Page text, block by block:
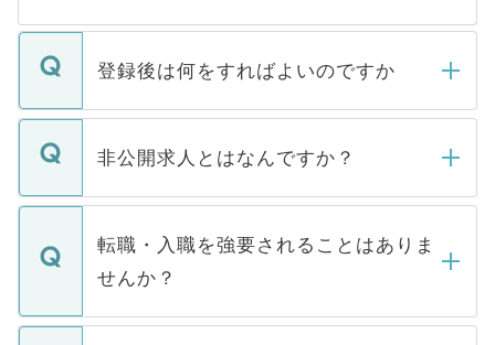
登録後は何をすればよいのですか
ご登録いただきましたら、弊社担当者がご
登録内容を確認し、その後メールもしくは
ます。通常、5営業日以内にはご連絡をせて
いただきますので、しばらくお待ちくださ
非公開求人とはなんですか？
マイナビDOCTORで取り扱っている求人の
うち約3割は、Webサイトからご覧いただ
けない「非公開求人」です。非公開求人は
下記の理由によって、一般には公開してい
ません。
転職・入職を強要されることはありま
せんか？
転職・入職を強要することは一切ありませ